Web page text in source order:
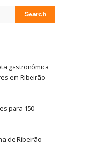
gastronômica
em Ribeirão
para 150
de Ribeirão